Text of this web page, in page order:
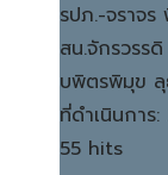
รปภ.-จราจร
สน.จักรวรร
บพิตรพิมุข ลุ
ที่ดำเนินกา
55 hits